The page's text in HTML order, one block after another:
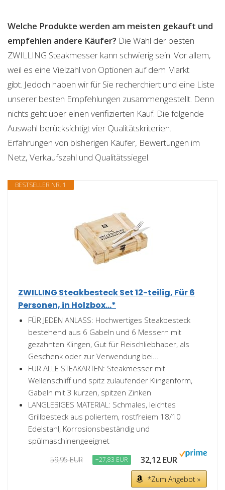
Welche Produkte werden am meisten gekauft und
empfehlen andere Käufer? Die Wahl der besten
ZWILLING Steakmesser kann schwierig sein. Vor allem,
weil es eine Vielzahl von Optionen auf dem Markt
gibt. Jedoch haben wir für Sie recherchiert und eine Liste
unserer besten Empfehlungen zusammengestellt. Denn
nichts geht über einen verifizierten Kauf. Die folgende
Auswahl berücksichtigt vier Qualitätskriterien.
Erfahrungen von bisherigen Käufer, Bewertungen im
Netz, Verkaufszahl und Qualitätssiegel.
BESTSELLER NR. 1
ZWILLING Steakbesteck Set 12-teilig, Für 6
Personen, in Holzbox...*
FÜR JEDEN ANLASS: Hochwertiges Steakbesteck
bestehend aus 6 Gabeln und 6 Messern mit
gezahnten Klingen, Gut für Fleischliebhaber, als
Geschenk oder zur Verwendung bei...
FÜR ALLE STEAKARTEN: Steakmesser mit
Wellenschliff und spitz zulaufender Klingenform,
Gabeln mit 3 kurzen, spitzen Zinken
LANGLEBIGES MATERIAL: Schmales, leichtes
Grillbesteck aus poliertem, rostfreiem 18/10
Edelstahl, Korrosionsbeständig und
spülmaschinengeeignet
59,95 EUR −27,83 EUR 32,12 EUR
*Zum Angebot »